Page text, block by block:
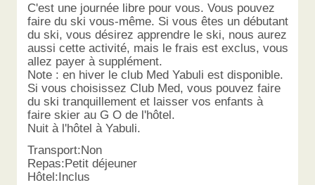
C'est une journée libre pour vous. Vous pouvez
faire du ski vous-même. Si vous êtes un débutant
du ski, vous désirez apprendre le ski, nous aurez
aussi cette activité, mais le frais est exclus, vous
allez payer à supplément.
Note : en hiver le club Med Yabuli est disponible.
Si vous choisissez Club Med, vous pouvez faire
du ski tranquillement et laisser vos enfants à
faire skier au G O de l'hôtel.
Nuit à l'hôtel à Yabuli.
Transport:Non
Repas:Petit déjeuner
Hôtel:Inclus